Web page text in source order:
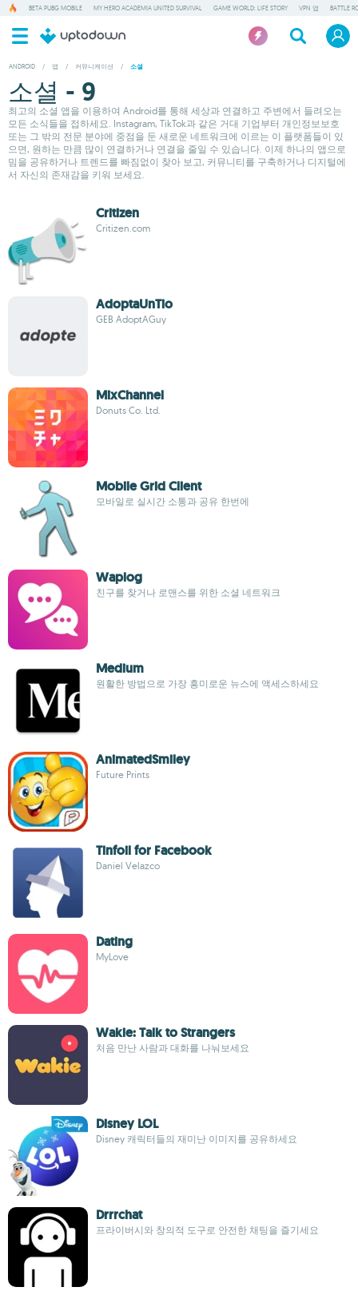
BETA PUBG MOBILE MY HERO ACADEMIA UNITED SURVIVAL GAME WORLD: LIFE STORY VPN 앱 BATTLE
ANDROID / 앱 / 커뮤니케이션 / 소셜
소셜 - 9
최고의 소셜 앱을 이용하여 Android를 통해 세상과 연결하고 주변에서 들려오는
모든 소식들을 접하세요. Instagram, TikTok과 같은 거대 기업부터 개인정보보호
또는 그 밖의 전문 분야에 중점을 둔 새로운 네트워크에 이르는 이 플랫폼들이 있
으면, 원하는 만큼 많이 연결하거나 연결을 줄일 수 있습니다. 이제 하나의 앱으로
밈을 공유하거나 트렌드를 빠짐없이 찾아 보고, 커뮤니티를 구축하거나 디지털에
서 자신의 존재감을 키워 보세요.
Critizen
Critizen.com
AdoptaUnTio
GEB AdoptAGuy
MixChannel
Donuts Co. Ltd.
Mobile Grid Client
모바일로 실시간 소통과 공유 한번에
Waplog
친구를 찾거나 로맨스를 위한 소셜 네트워크
Medium
원활한 방법으로 가장 흥미로운 뉴스에 액세스하세요
AnimatedSmiley
Future Prints
Tinfoil for Facebook
Daniel Velazco
Dating
MyLove
Wakie: Talk to Strangers
처음 만난 사람과 대화를 나눠보세요
Disney LOL
Disney 캐릭터들의 재미난 이미지를 공유하세요
Drrrchat
프라이버시와 창의적 도구로 안전한 채팅을 즐기세요